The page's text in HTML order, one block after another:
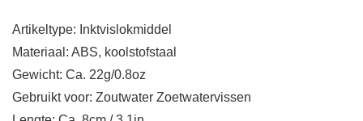
Artikeltype: Inktvislokmiddel
Materiaal: ABS, koolstofstaal
Gewicht: Ca. 22g/0.8oz
Gebruikt voor: Zoutwater Zoetwatervissen